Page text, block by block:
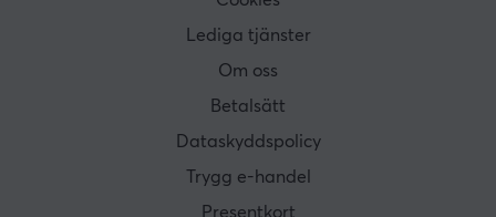
Lediga tjänster
Om oss
Betalsätt
Dataskyddspolicy
Trygg e-handel
Presentkort